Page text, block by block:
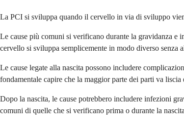
La PCI si sviluppa quando il cervello in via di sviluppo
Le cause più comuni si verificano durante la gravidanza
cervello si sviluppa semplicemente in modo diverso senza
Le cause legate alla nascita possono includere
fondamentale capire che la maggior parte dei parti va liscia
Dopo la nascita, le cause potrebbero includere infezioni
comuni di quelle che si verificano prima o durante la